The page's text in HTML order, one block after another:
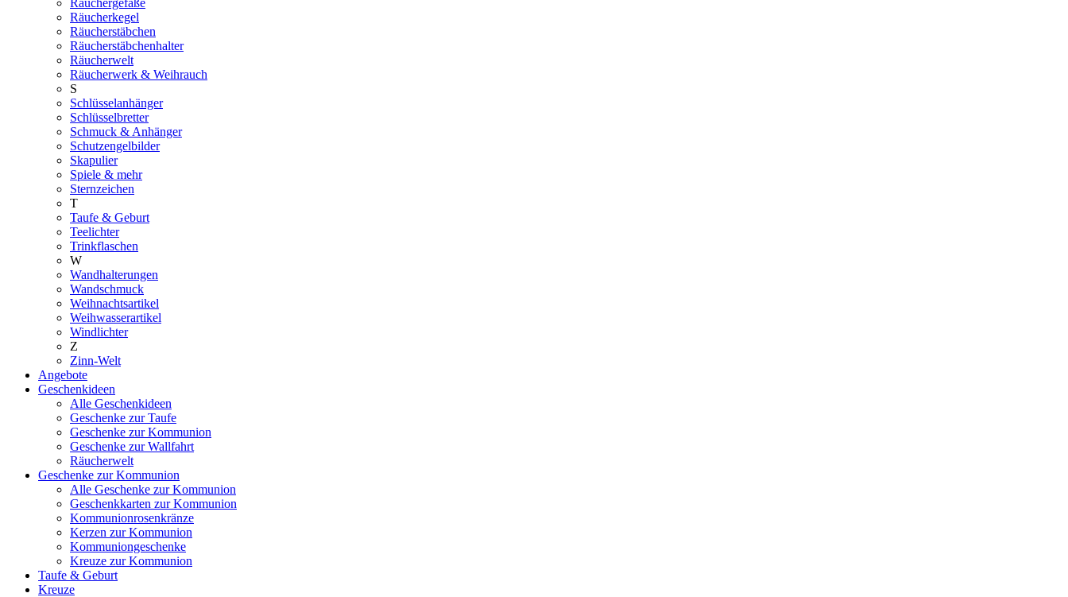
Räuchergefäße
Räucherkegel
Räucherstäbchen
Räucherstäbchenhalter
Räucherwelt
Räucherwerk & Weihrauch
S
Schlüsselanhänger
Schlüsselbretter
Schmuck & Anhänger
Schutzengelbilder
Skapulier
Spiele & mehr
Sternzeichen
T
Taufe & Geburt
Teelichter
Trinkflaschen
W
Wandhalterungen
Wandschmuck
Weihnachtsartikel
Weihwasserartikel
Windlichter
Z
Zinn-Welt
Angebote
Geschenkideen
Alle Geschenkideen
Geschenke zur Taufe
Geschenke zur Kommunion
Geschenke zur Wallfahrt
Räucherwelt
Geschenke zur Kommunion
Alle Geschenke zur Kommunion
Geschenkkarten zur Kommunion
Kommunionrosenkränze
Kerzen zur Kommunion
Kommuniongeschenke
Kreuze zur Kommunion
Taufe & Geburt
Kreuze